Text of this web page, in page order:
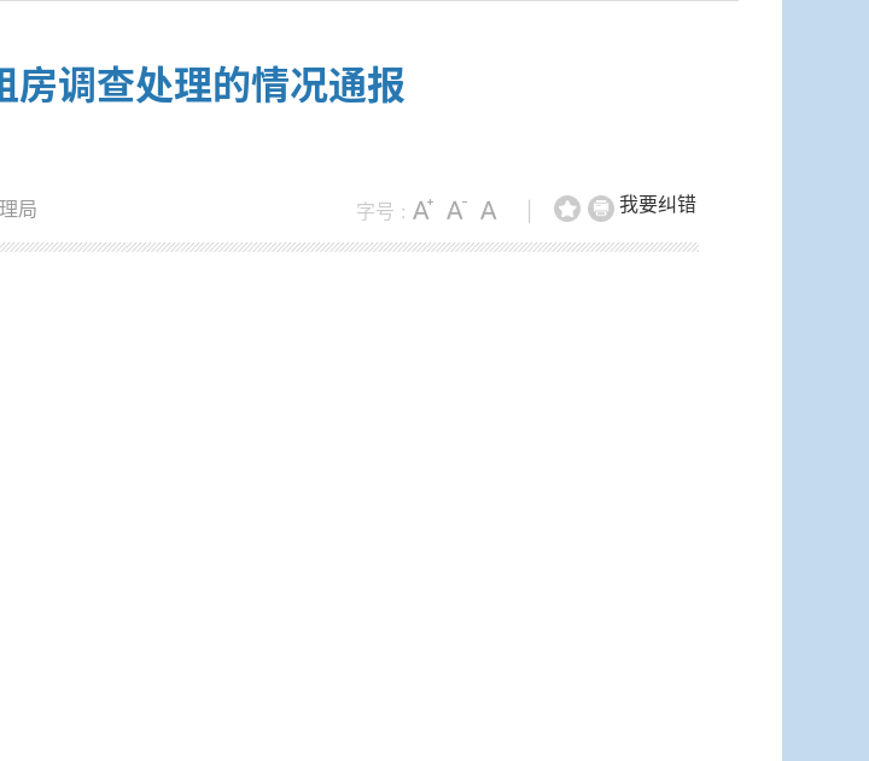
房调查处理的情况通报
我要纠错
字号 :
局